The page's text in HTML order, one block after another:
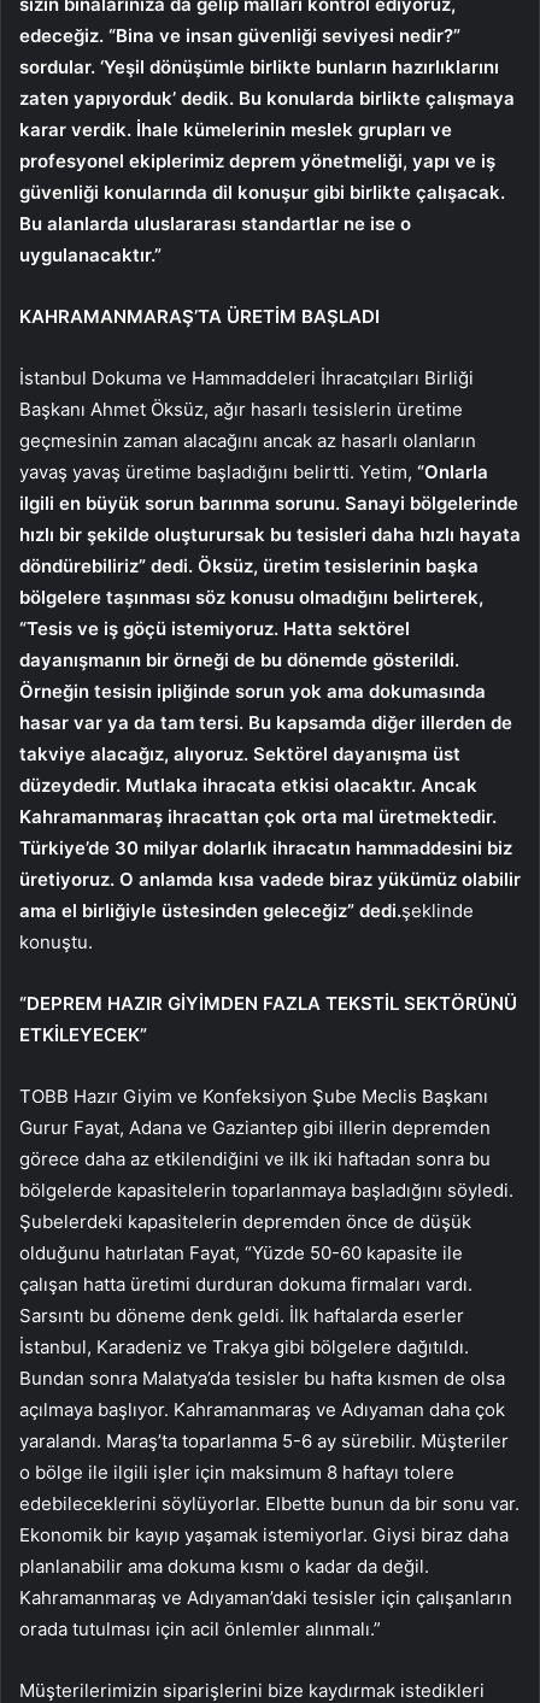
edeceğiz. “Bina ve insan güvenliği seviyesi nedir?”
sordular. ‘Yeşil dönüşümle birlikte bunların hazırlıklarını
zaten yapıyorduk’ dedik. Bu konularda birlikte çalışmaya
karar verdik. İhale kümelerinin meslek grupları ve
profesyonel ekiplerimiz deprem yönetmeliği, yapı ve iş
güvenliği konularında dil konuşur gibi birlikte çalışacak.
Bu alanlarda uluslararası standartlar ne ise o
uygulanacaktır.”
KAHRAMANMARAŞ’TA ÜRETİM BAŞLADI
İstanbul Dokuma ve Hammaddeleri İhracatçıları Birliği
Başkanı Ahmet Öksüz, ağır hasarlı tesislerin üretime
geçmesinin zaman alacağını ancak az hasarlı olanların
yavaş yavaş üretime başladığını belirtti. Yetim, “Onlarla
ilgili en büyük sorun barınma sorunu. Sanayi bölgelerinde
hızlı bir şekilde oluşturursak bu tesisleri daha hızlı hayata
döndürebiliriz” dedi. Öksüz, üretim tesislerinin başka
bölgelere taşınması söz konusu olmadığını belirterek,
“Tesis ve iş göçü istemiyoruz. Hatta sektörel
dayanışmanın bir örneği de bu dönemde gösterildi.
Örneğin tesisin ipliğinde sorun yok ama dokumasında
hasar var ya da tam tersi. Bu kapsamda diğer illerden de
takviye alacağız, alıyoruz. Sektörel dayanışma üst
düzeydedir. Mutlaka ihracata etkisi olacaktır. Ancak
Kahramanmaraş ihracattan çok orta mal üretmektedir.
Türkiye’de 30 milyar dolarlık ihracatın hammaddesini biz
üretiyoruz. O anlamda kısa vadede biraz yükümüz olabilir
ama el birliğiyle üstesinden geleceğiz” dedi.şeklinde
konuştu.
“DEPREM HAZIR GİYİMDEN FAZLA TEKSTİL SEKTÖRÜNÜ
ETKİLEYECEK”
TOBB Hazır Giyim ve Konfeksiyon Şube Meclis Başkanı
Gurur Fayat, Adana ve Gaziantep gibi illerin depremden
görece daha az etkilendiğini ve ilk iki haftadan sonra bu
bölgelerde kapasitelerin toparlanmaya başladığını söyledi.
Şubelerdeki kapasitelerin depremden önce de düşük
olduğunu hatırlatan Fayat, “Yüzde 50-60 kapasite ile
çalışan hatta üretimi durduran dokuma firmaları vardı.
Sarsıntı bu döneme denk geldi. İlk haftalarda eserler
İstanbul, Karadeniz ve Trakya gibi bölgelere dağıtıldı.
Bundan sonra Malatya’da tesisler bu hafta kısmen de olsa
açılmaya başlıyor. Kahramanmaraş ve Adıyaman daha çok
yaralandı. Maraş’ta toparlanma 5-6 ay sürebilir. Müşteriler
o bölge ile ilgili işler için maksimum 8 haftayı tolere
edebileceklerini söylüyorlar. Elbette bunun da bir sonu var.
Ekonomik bir kayıp yaşamak istemiyorlar. Giysi biraz daha
planlanabilir ama dokuma kısmı o kadar da değil.
Kahramanmaraş ve Adıyaman’daki tesisler için çalışanların
orada tutulması için acil önlemler alınmalı.”
Müşterilerimizin siparişlerini bize kaydırmak istedikleri